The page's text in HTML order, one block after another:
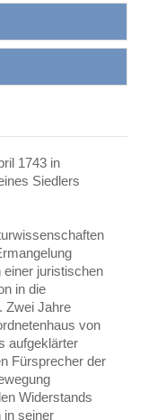
1743 in
Siedlers
einer juristischen
in die
Zwei Jahre
von
aufgeklärter
Fürsprecher der
Widerstands
in seiner